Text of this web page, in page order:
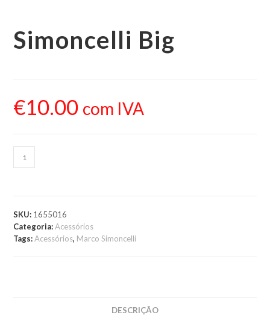
Simoncelli Big
€10.00 com IVA
SKU: 1655016
Categoria:Acessórios
Tags:Acessórios, Marco Simoncelli
DESCRIÇÃO